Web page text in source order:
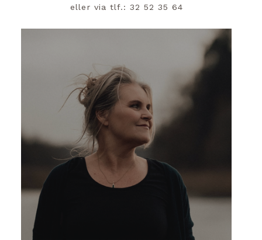
eller via tlf.: 32 52 35 64